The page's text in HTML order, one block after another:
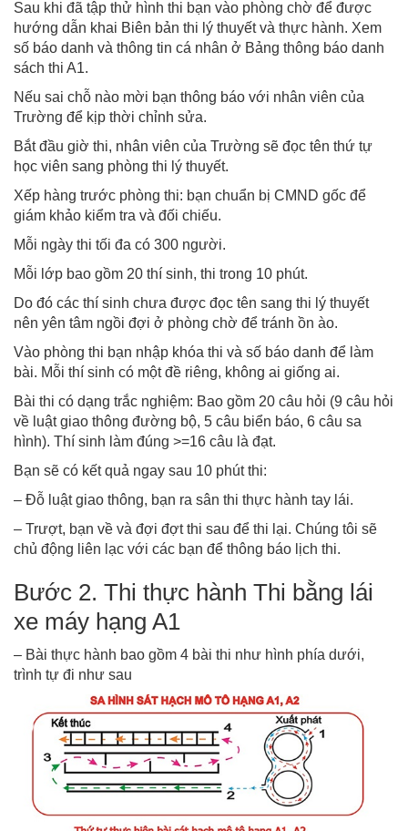
Sau khi đã tập thử hình thi bạn vào phòng chờ để được
hướng dẫn khai Biên bản thi lý thuyết và thực hành. Xem
số báo danh và thông tin cá nhân ở Bảng thông báo danh
sách thi A1.
Nếu sai chỗ nào mời bạn thông báo với nhân viên của
Trường để kịp thời chỉnh sửa.
Bắt đầu giờ thi, nhân viên của Trường sẽ đọc tên thứ tự
học viên sang phòng thi lý thuyết.
Xếp hàng trước phòng thi: bạn chuẩn bị CMND gốc để
giám khảo kiểm tra và đối chiếu.
Mỗi ngày thi tối đa có 300 người.
Mỗi lớp bao gồm 20 thí sinh, thi trong 10 phút.
Do đó các thí sinh chưa được đọc tên sang thi lý thuyết
nên yên tâm ngồi đợi ở phòng chờ để tránh ồn ào.
Vào phòng thi bạn nhập khóa thi và số báo danh để làm
bài. Mỗi thí sinh có một đề riêng, không ai giống ai.
Bài thi có dạng trắc nghiệm: Bao gồm 20 câu hỏi (9 câu hỏi
về luật giao thông đường bộ, 5 câu biển báo, 6 câu sa
hình). Thí sinh làm đúng >=16 câu là đạt.
Bạn sẽ có kết quả ngay sau 10 phút thi:
– Đỗ luật giao thông, bạn ra sân thi thực hành tay lái.
– Trượt, bạn về và đợi đợt thi sau để thi lại. Chúng tôi sẽ
chủ động liên lạc với các bạn để thông báo lịch thi.
Bước 2. Thi thực hành Thi bằng lái
xe máy hạng A1
– Bài thực hành bao gồm 4 bài thi như hình phía dưới,
trình tự đi như sau